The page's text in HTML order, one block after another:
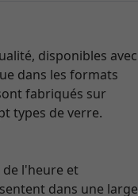
disponibles avec
dans les formats
fabriqués sur
types de verre.
l'heure et
dans une large